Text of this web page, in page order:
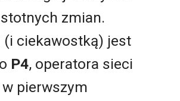
zmian.
(i ciekawostką) jest
P4, operatora sieci
pierwszym